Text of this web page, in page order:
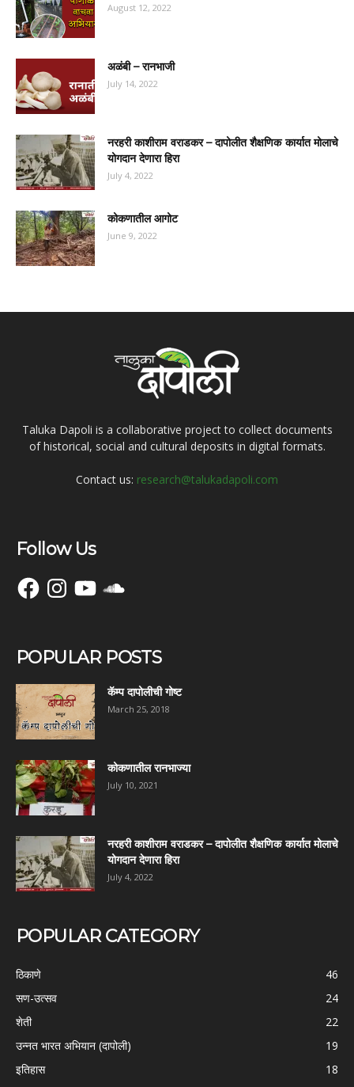
August 12, 2022
अळंबी – रानभाजी
July 14, 2022
नरहरी काशीराम वराडकर – दापोलीत शैक्षणिक कार्यात मोलाचे
योगदान देणारा हिरा
July 4, 2022
कोकणातील आगोट
June 9, 2022
Taluka Dapoli is a collaborative project to collect documents
of historical, social and cultural deposits in digital formats.
Contact us: research@talukadapoli.com
Follow Us
FacebookInstagramYouTubeSoundCloud
POPULAR POSTS
कॅम्प दापोलीची गोष्ट
March 25, 2018
कोकणातील रानभाज्या
July 10, 2021
नरहरी काशीराम वराडकर – दापोलीत शैक्षणिक कार्यात मोलाचे
योगदान देणारा हिरा
July 4, 2022
POPULAR CATEGORY
ठिकाणे
46
सण-उत्सव
24
शेती
22
उन्नत भारत अभियान (दापोली)
19
इतिहास
18